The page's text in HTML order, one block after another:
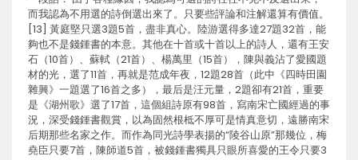
而我認為不用選的詩倒選出來了。只要些評論和注解還算有價值。
[13] 黃庭堅只選3題5首，盡非真心。陸游選得多達27題32首，能
夠也不是錢鍾書的本意。其他在十首或十首以上的詩人，還有王安
石（10首）、蘇軾（21首）、楊萬里（15首），陳與義沾了愛國題
材的光，選了11首，再就是范成年夜，12題28首（此中《四時田園
雜興》一題選了16首之多），最后是汪元量，2題卻有21首，重要
是《湖州歌》選了17首，這個組詩原有98首，寫南宋亡國經過的事
況，深受錢鍾書觀賞，以為固然根柢不厚可是情真意切，遠勝南宋
后期那些名家之作。而作為同光詩學表揚的“陵谷山原”那幾位，梅
堯臣只要7首，陳師道5首，被錢鍾書獨具只眼所喜愛的王令只要3